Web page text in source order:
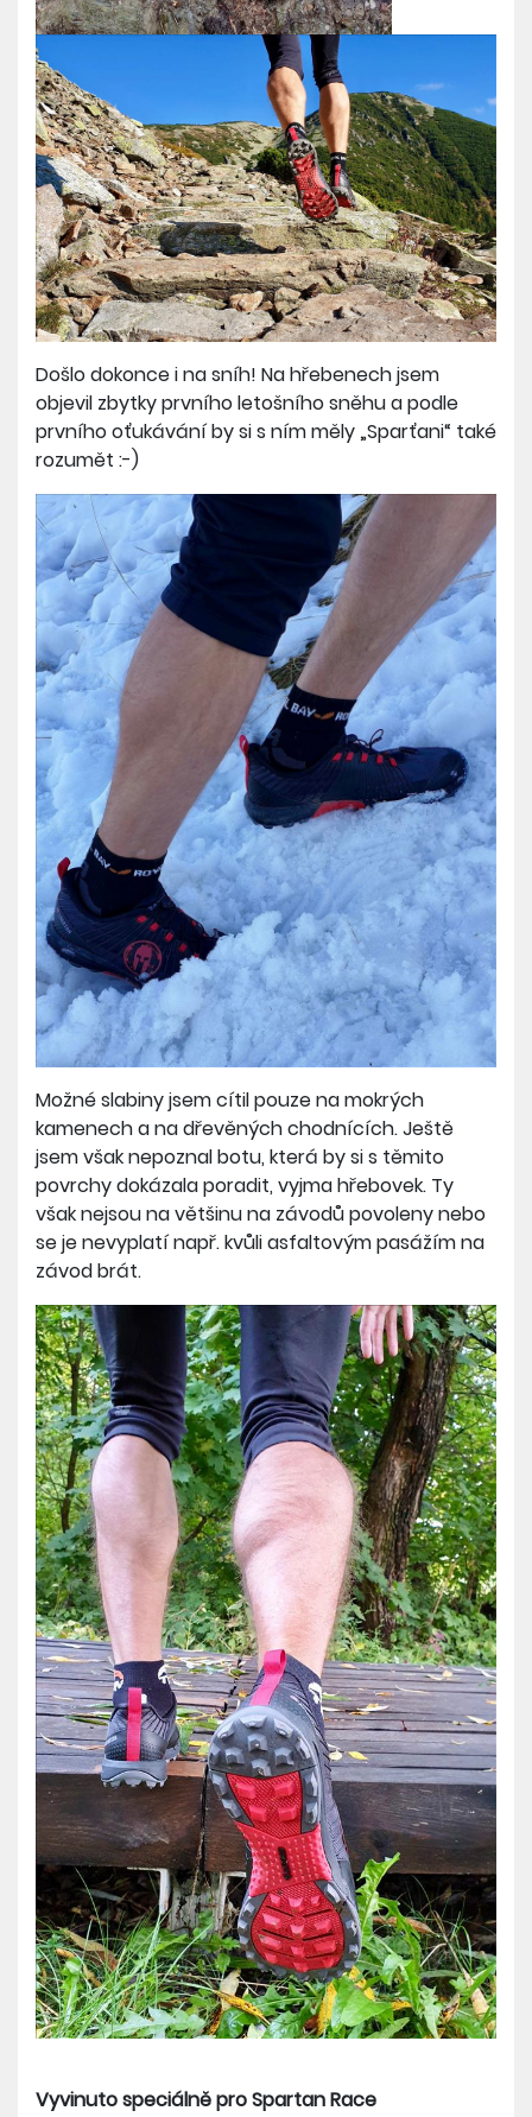
Došlo dokonce i na sníh! Na hřebenech jsem
objevil zbytky prvního letošního sněhu a podle
prvního oťukávání by si s ním měly „Sparťani“ také
rozumět :-)
Možné slabiny jsem cítil pouze na mokrých
kamenech a na dřevěných chodnících. Ještě
jsem však nepoznal botu, která by si s těmito
povrchy dokázala poradit, vyjma hřebovek. Ty
však nejsou na většinu na závodů povoleny nebo
se je nevyplatí např. kvůli asfaltovým pasážím na
závod brát.
Vyvinuto speciálně pro Spartan Race